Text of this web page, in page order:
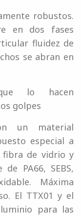
robustos.
en dos fases
fluidez de
se abran en
lo hacen
golpes
un material
especial a
fibra de vidrio y
PA66, SEBS,
Máxima
El TTX01 y el
para las